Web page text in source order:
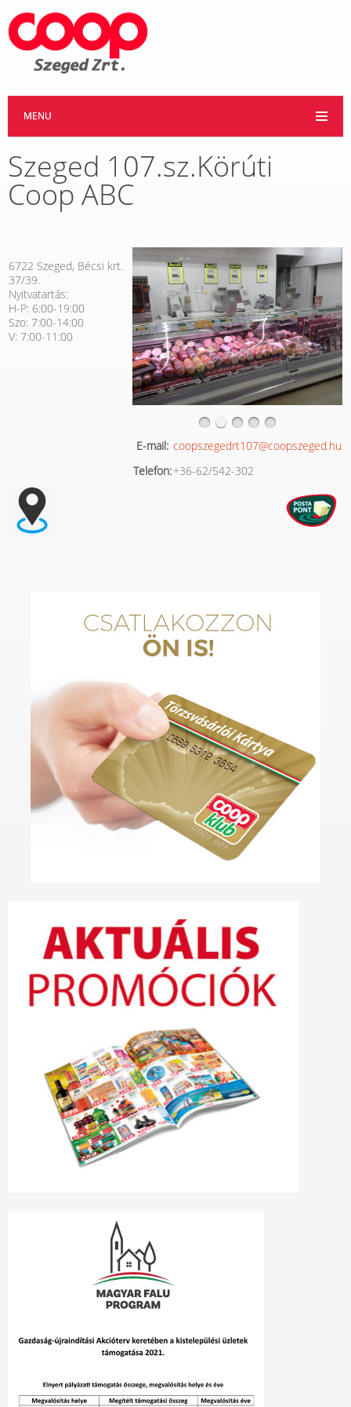
MENU
Szeged 107.sz.Körúti
Coop ABC
6722 Szeged, Bécsi krt.
37/39.
Nyitvatartás:
H-P: 6:00-19:00
Szo: 7:00-14:00
V: 7:00-11:00
E-mail: coopszegedrt107@coopszeged.hu
Telefon:+36-62/542-302